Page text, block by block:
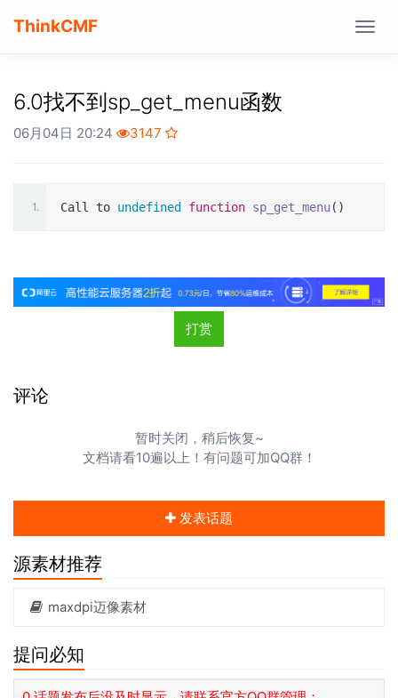
ThinkCMF
6.0找不到sp_get_menu函数
06月04日 20:24 3147
1. Call to undefined function sp_get_menu( )
打赏
评论
暂时关闭，稍后恢复~
文档请看10遍以上！有问题可加QQ群！
发表话题
源素材推荐
maxdpi迈像素材
提问必知